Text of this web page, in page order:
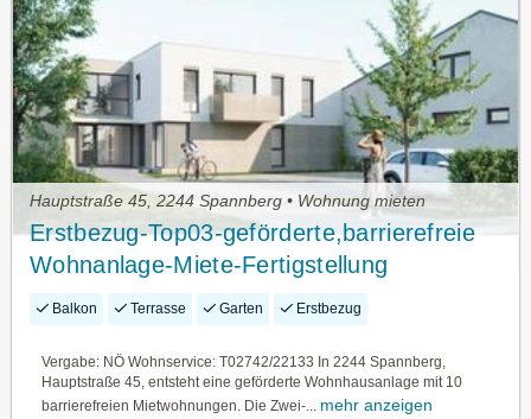
Hauptstraße 45, 2244 Spannberg • Wohnung mieten
Erstbezug-Top03-geförderte,barrierefreie
Wohnanlage-Miete-Fertigstellung
geplant:2.Quartal 2027
Balkon Terrasse Garten Erstbezug
Vergabe: NÖ Wohnservice: T02742/22133 In 2244 Spannberg,
Hauptstraße 45, entsteht eine geförderte Wohnhausanlage mit 10
barrierefreien Mietwohnungen. Die Zwei-... mehr anzeigen